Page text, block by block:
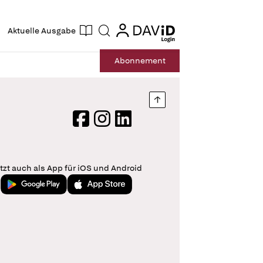
Aktuelle Ausgabe Suche login
login
Abonnement
Nach oben springen
FacebookInstagram
LinkedIn
auch als App für iOS und Android
Jetzt bei Google PlayLaden im App Store